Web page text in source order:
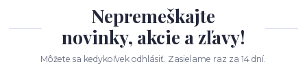
Nepremeškajte
novinky, akcie a zľavy!
Môžete sa kedykoľvek odhlásiť. Zasielame raz za 14 dní.